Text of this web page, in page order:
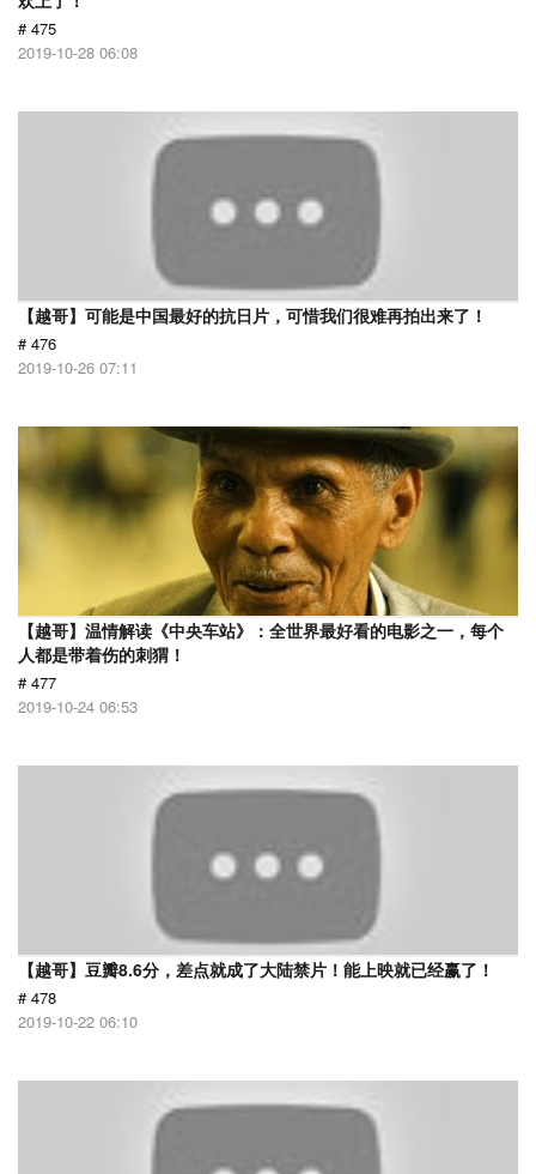
# 475
2019-10-28 06:08
【越哥】可能是中国最好的抗日片，可惜我们很难再拍出来了！
# 476
2019-10-26 07:11
【越哥】温情解读《中央车站》：全世界最好看的电影之一，每个
人都是带着伤的刺猬！
# 477
2019-10-24 06:53
【越哥】豆瓣8.6分，差点就成了大陆禁片！能上映就已经赢了！
# 478
2019-10-22 06:10